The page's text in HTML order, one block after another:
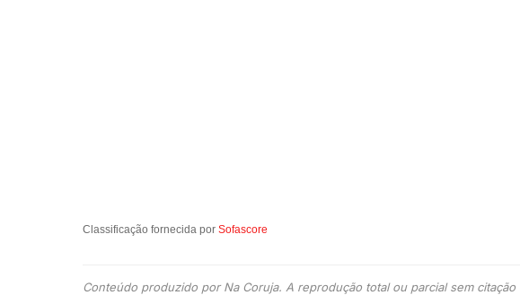
Classificação fornecida por Sofascore
Conteúdo produzido por Na Coruja. A reprodução total ou parcial sem